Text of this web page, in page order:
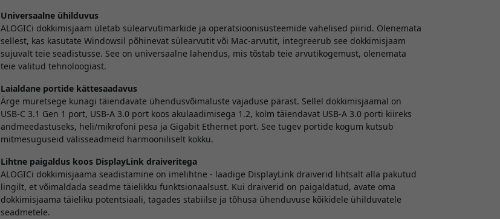
Universaalne ühilduvus
ALOGICi dokkimisjaam ületab sülearvutimarkide ja operatsioonisüsteemide vahelised piirid. Olenemata
sellest, kas kasutate Windowsil põhinevat sülearvutit või Mac-arvutit, integreerub see dokkimisjaam
sujuvalt teie seadistusse. See on universaalne lahendus, mis tõstab teie arvutikogemust, olenemata
teie valitud tehnoloogiast.
Laialdane portide kättesaadavus
Ärge muretsege kunagi täiendavate ühendusvõimaluste vajaduse pärast. Sellel dokkimisjaamal on
USB-C 3.1 Gen 1 port, USB-A 3.0 port koos akulaadimisega 1.2, kolm täiendavat USB-A 3.0 porti kiireks
andmeedastuseks, heli/mikrofoni pesa ja Gigabit Ethernet port. See tugev portide kogum kutsub
mitmesuguseid välisseadmeid harmooniliselt kokku.
Lihtne paigaldus koos DisplayLink draiveritega
ALOGICi dokkimisjaama seadistamine on imelihtne - laadige DisplayLink draiverid lihtsalt alla pakutud
lingilt, et võimaldada seadme täielikku funktsionaalsust. Kui draiverid on paigaldatud, avate oma
dokkimisjaama täieliku potentsiaali, tagades stabiilse ja tõhusa ühenduvuse kõikidele ühilduvatele
seadmetele.